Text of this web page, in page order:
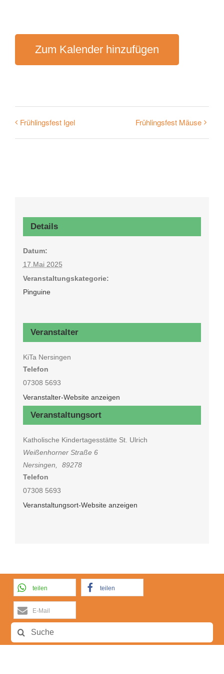
Zum Kalender hinzufügen
Frühlingsfest Igel Frühlingsfest Mäuse
Details
Datum:
17.Mai 2025
Veranstaltungskategorie:
Pinguine
Veranstaltungsort
Katholische Kindertagesstätte St. Ulrich
Weißenhorner Straße 6
Nersingen
89278
Telefon
07308 5693
Veranstaltungsort-Website anzeigen
Veranstalter
KiTa Nersingen
Telefon
07308 5693
Veranstalter-Website anzeigen
teilen teilen
E-Mail
Suche
nach: